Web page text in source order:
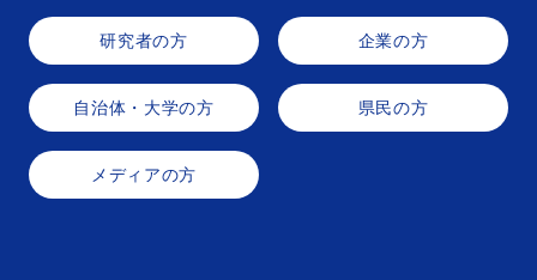
研究者の方 企業の方
自治体・大学の方 県民の方
メディアの方